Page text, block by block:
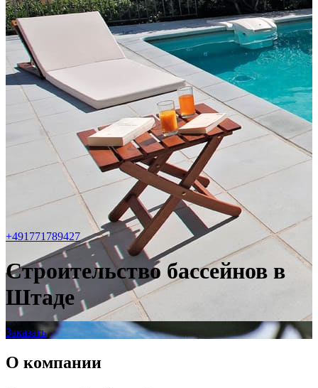
+491771789427
Строительство бассейнов в
Штаде
Заказать
О компании